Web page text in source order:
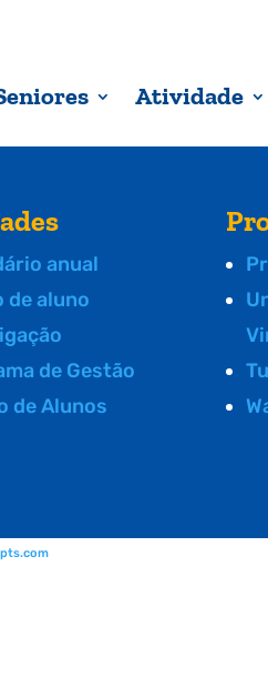
Atividade
anual
de aluno
de Gestão
de Alunos